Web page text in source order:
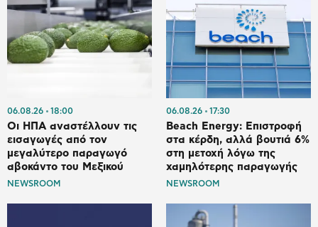
06.08.26 18:00
Οι ΗΠΑ αναστέλλουν τις
εισαγωγές από τον
μεγαλύτερο παραγωγό
αβοκάντο του Μεξικού
NEWSROOM
06.08.26 17:30
Beach Energy: Επιστροφή
στα κέρδη, αλλά βουτιά 6%
στη μετοχή λόγω της
χαμηλότερης παραγωγής
NEWSROOM